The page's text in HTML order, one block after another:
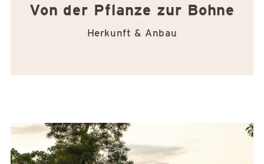
Von der Pflanze zur Bohne
Herkunft & Anbau